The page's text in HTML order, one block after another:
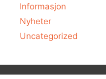
Informasjon
Nyheter
Uncategorized